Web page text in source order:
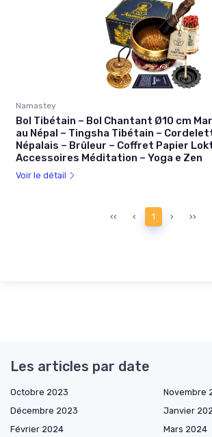
Namastey
Bol Tibétain – Bol Chantant Ø10 cm
au Népal – Tingsha Tibétain –
Népalais – Brûleur – Coffret Papier
Accessoires Méditation – Yoga e Zen
Voir le détail
‹‹ ‹ 1 › ››
Les articles par date
Octobre 2023
Novembre
Décembre 2023
Janvier
Février 2024
Mars 2024